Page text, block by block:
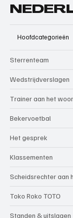
Hoofdcategorieën
Sterrenteam
Wedstrijdverslagen
Trainer aan het
Bekervoetbal
Het gesprek
Klassementen
Scheidsrechter aan
Toko Roko TOTO
Standen & uitslagen